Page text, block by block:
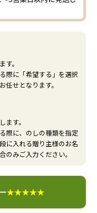
。
際に「希望する」を選択
任せとなります。
す。
際に、のしの種類を指定
に入れる贈り主様のお名
のみご入力ください。
★★★★★